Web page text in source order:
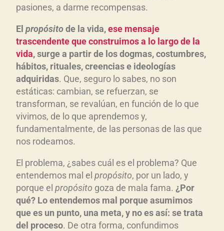
pasiones, a darme recompensas.
El propósitode la vida,ese mensaje
trascendente que construimos a lo largo de la
vida, surge a partir de los dogmas, costumbres,
hábitos, rituales, creencias e ideologías
adquiridas. Que, seguro lo sabes, no son
estáticas: cambian, se refuerzan, se
transforman, se revalúan, en función de lo que
vivimos, de lo que aprendemos y,
fundamentalmente, de las personas de las que
nos rodeamos.
El problema, ¿sabes cuál es el problema? Que
entendemos mal el propósito, por un lado, y
porque el propósito goza de mala fama. ¿Por
qué? Lo entendemos mal porque asumimos
que es un punto, una meta, y no es así: se trata
del proceso. De otra forma, confundimos